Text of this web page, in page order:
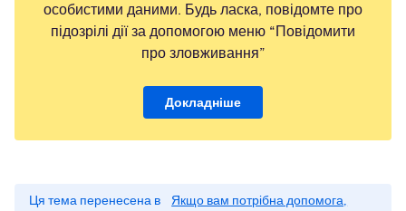
особистими даними. Будь ласка, повідомте про
підозрілі дії за допомогою меню “Повідомити
про зловживання”
Докладніше
Ця тема перенесена в
Якщо вам потрібна допомога,